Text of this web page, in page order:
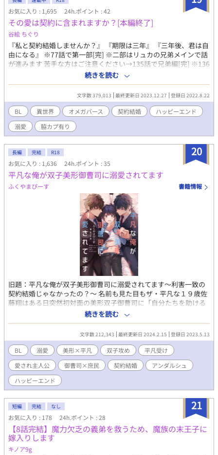
お気に入り : 1,695 24h.ポイント : 42
その愛は契約に含まれますか？[本編終了]
谷絵 ちぐり
『私と契約結婚しませんか？』 『期限は三年』 『三年後、君は自
由になる』 ※77話で第一部[完] ※二部はリュカの兄弟メインで話
が進みます 苦手な方はご注意ください→135話で兄弟編[完] ※136
話から第三部温泉旅行珍道中編(ホラー風味ですので苦手な方はご
注意ください) ※153話から温泉旅行内運命の番編→165話タイト
ル回収しました→168話で温泉編[完] ※170話から脇カプ番編苦手
な方はご注意ください→187話で本編[完] ※n番煎じになるかわか
らない話です ※オメガバースです(世界観は割愛) ※ゆる設定です
ので苦手な方はご注意ください
続きを読む
文字数 379,013 最終更新日 2023.12.27 登録日 2022.8.22
BL 異世界 オメガバース 契約結婚
ハッピーエンド
溺愛
脇カプ有り
20
長編 完結 R18
お気に入り : 1,636 24h.ポイント : 35
平凡な俺が双子美形御曹司に溺愛されてます
ふくやまぴーす 書籍情報
旧題：平凡な俺が双子美形御曹司に溺愛されてます〜利害一致の
契約結婚じゃなかったの？〜 名前も見た目もザ・平凡な１９歳佐
藤翔はある日突然初対面の美形双子御曹司に「自分たちを助ける
と思って結婚して欲しい」と頼まれる。 愛のない形だけの結婚だ
と高を括ってOKしたら思ってたのと違う展開に… 「二人は別に俺
のこと好きじゃないですよねっ？なんでいきなりこんなこ
と……！」 美形双子御曹司×健気、お人好し、ちょっぴり貧乏な
愛され主人公のラブコメBLです。 🐶2024.2.15 アンダルシュノベ
ルズ様より書籍発売🐶 応援していただいたみなさまのおかげで
す。 本当にありがとうございました！
続きを読む
文字数 212,343 最終更新日 2024.2.15 登録日 2023.5.13
BL 溺愛 美形×平凡 双子攻め
平凡受け
愛され主人公
御曹司×庶民 契約結婚
アンダルシュ
ハッピーエンド
21
短編 完結 なし
お気に入り : 178 24h.ポイント : 28
【8話完結】魔力欠乏の義弟を救うため、魔族の末王子に
嫁入りします
キノア9g